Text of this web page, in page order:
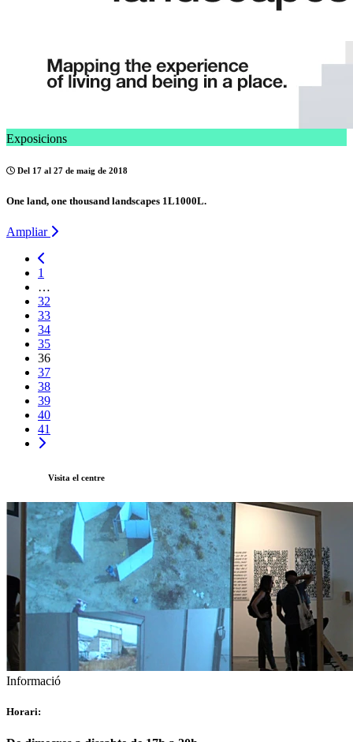
Exposicions
Del 17 al 27 de maig de 2018
One land, one thousand landscapes 1L1000L.
Ampliar
1
…
32
33
34
35
36
37
38
39
40
41
Visita el centre
Informació
Horari: